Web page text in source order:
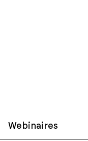
Webinaires